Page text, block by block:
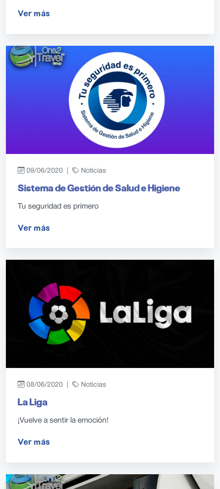
Ver más
09/06/2020 | Noticias
Sistema de Gestión de Salud e Higiene
Tu seguridad es primero
Ver más
08/06/2020 | Noticias
La Liga
¡Vuelve a sentir la emoción!
Ver más